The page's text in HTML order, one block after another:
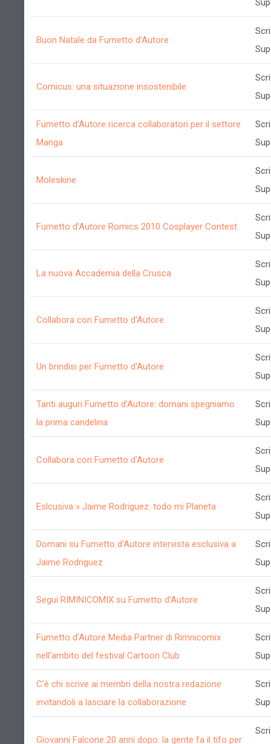
Buon Natale da Fumetto d’Autore
Comicus: una situazione insostenibile
Fumetto d'Autore ricerca collaboratori per il settore
Manga
Moleskine
Fumetto d'Autore Romics 2010 Cosplayer Contest
La nuova Accademia della Crusca
Collabora con Fumetto d'Autore
Un brindisi per Fumetto d'Autore
Tanti auguri Fumetto d'Autore: domani spegniamo
la prima candelina
Collabora con Fumetto d'Autore
Eslcusiva » Jaime Rodriguez: todo mi Planeta
Domani su Fumetto d'Autore intervista esclusiva a
Jaime Rodriguez
Segui RIMINICOMIX su Fumetto d'Autore
Fumetto d'Autore Media Partner di Rimnicomix
nell'ambito del festival Cartoon Club
C'è chi scrive ai membri della nostra redazione
invitandoli a lasciare la collaborazione
Giovanni Falcone 20 anni dopo: la gente fa il tifo per